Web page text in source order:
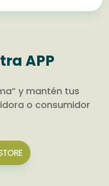
APP
y mantén tus
o consumidor